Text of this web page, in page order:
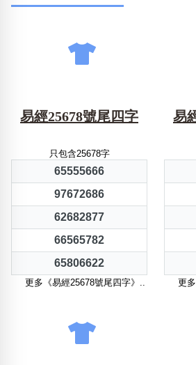
易經25678號尾四字
只包含25678字
65555666
97672686
62682877
66565782
65806622
更多《易經25678號尾四字》..
易
更